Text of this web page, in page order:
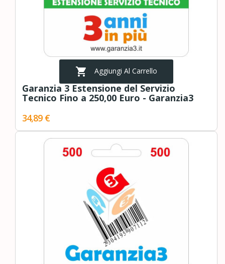
 Aggiungi Al Carrello
Garanzia 3 Estensione del Servizio
Tecnico Fino a 250,00 Euro - Garanzia3
34,89 €